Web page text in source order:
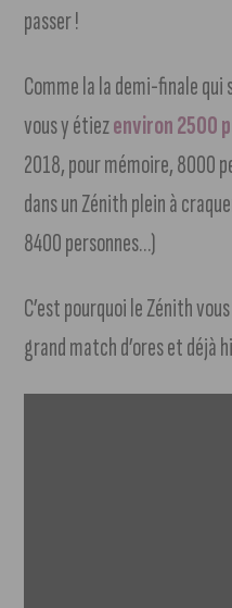
passer !
Comme la la demi-finale qui
vous y étiezenviron 2500
2018, pour mémoire, 8000
dans un Zénith plein à
8400 personnes…)
C’est pourquoi le Zénith
grand match d’ores et déjà